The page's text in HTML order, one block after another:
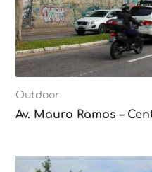
Outdoor
Av. Mauro Ramos –